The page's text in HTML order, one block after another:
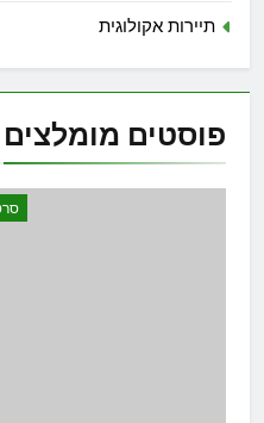
תיירות אקולוגית
פוסטים מומלצים